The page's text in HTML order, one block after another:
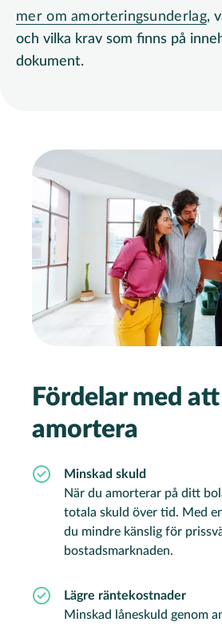
mer om amorteringsunderlag,
och vilka krav som finns på
dokument.
Fördelar med att
amortera
Minskad skuld
När du amorterar på ditt
totala skuld över tid. Med
du mindre känslig för
bostadsmarknaden.
Lägre räntekostnader
Minskad låneskuld genom